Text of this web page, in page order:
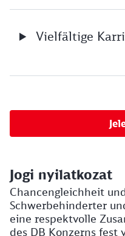
Vielfältige
Jogi nyilatkozat
Chancengleichheit
Schwerbehinderter
eine respektvolle
des DB Konzerns fest